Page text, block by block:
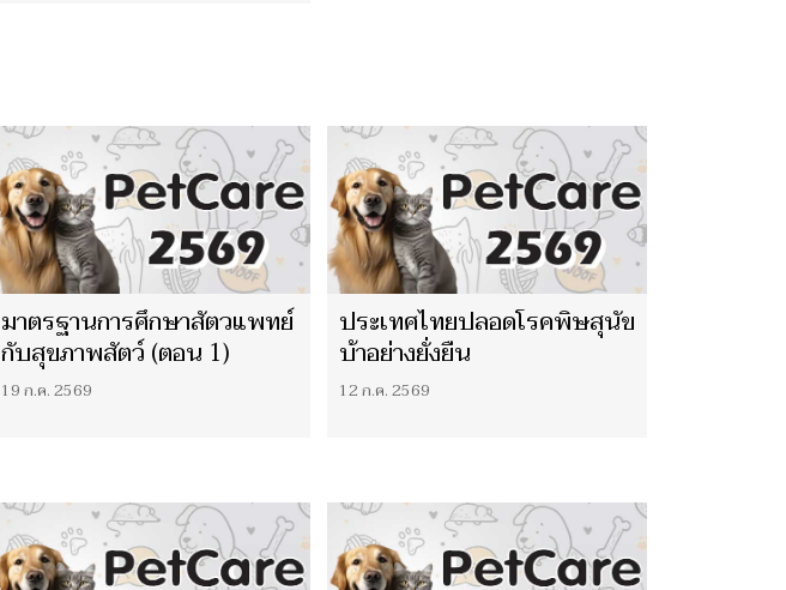
มาตรฐานการศึกษาสัตวแพทย์
กับสุขภาพสัตว์ (ตอน 1)
19 ก.ค. 2569
ประเทศไทยปลอดโรคพิษสุนัข
บ้าอย่างยั่งยืน
12 ก.ค. 2569